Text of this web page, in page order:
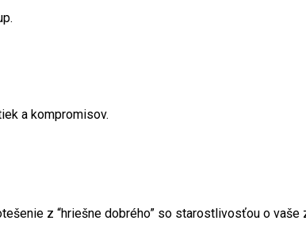
a kompromisov.
z “hriešne dobrého” so starostlivosťou o